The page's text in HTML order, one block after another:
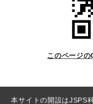
このページの
本サイトの開設はJSPS